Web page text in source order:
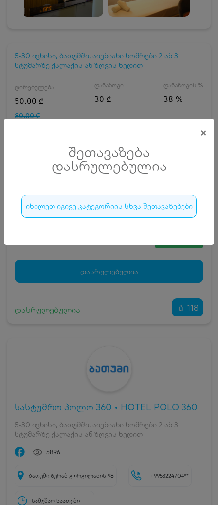
×
შეთავაზება
დასრულებულია
იხილეთ იგივე კატეგორიის სხვა შეთავაზებები
5-30 ივნისი, ბათუმში, აივნიანი ნომრები 2 ან 3
სტუმარზე ქალაქის ან ზღვის ხედით
ღირებულება
50.00 ₾
80.00 ₾
დანაზოგი
30 ₾
დანაზოგის %
38 %
ნომერი 2 სტუმარზე ქალაქის ხედით
ჯავშნის კოდის ღირებულება 5₾
ჯავშნის კოდი
5 ₾
დამატებითი საწოლი
კვება
0 ₾
დასრულებულია
დასრულებულია 118
სასტუმრო პოლო 360 • HOTEL POLO 360
5-30 ივნისი, ბათუმში, აივნიანი ნომრები 2 ან 3
სტუმარზე ქალაქის ან ზღვის ხედით
5896
ბათუმი,ზურაბ გორგილაძის 98 +9953224704**
სამუშაო საათები